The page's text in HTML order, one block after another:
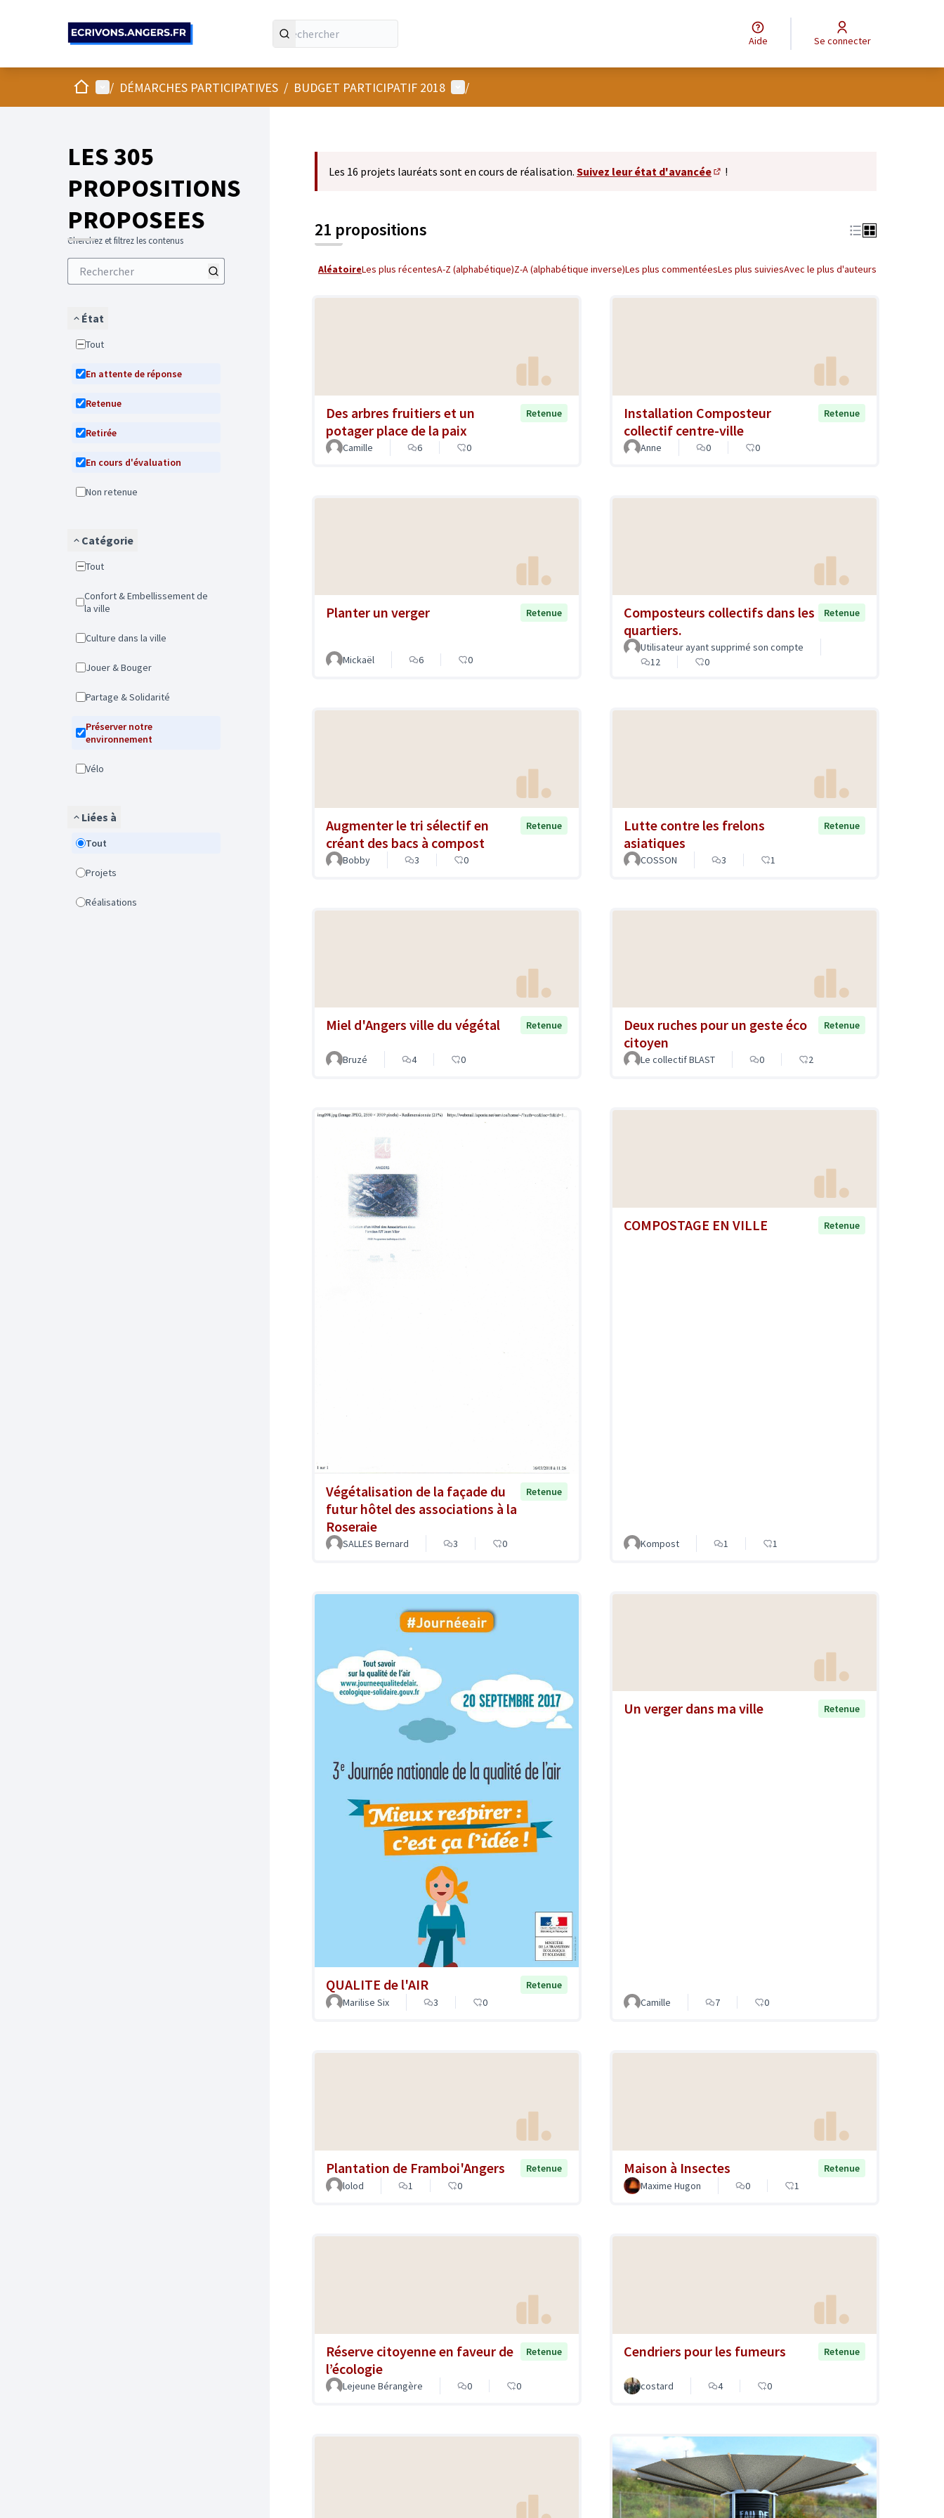
Aide Se connecter
AccueilMenu principal
/ DÉMARCHES PARTICIPATIVES / BUDGET PARTICIPATIF 2018 Menu utilisateur
/
LES 305
PROPOSITIONS
PROPOSEES
Cherchez et filtrez les contenus
État
Tout
En attente de réponse
Retenue
Retirée
En cours d'évaluation
Non retenue
Catégorie
Tout
Confort & Embellissement de
la ville
Culture dans la ville
Jouer & Bouger
Partage & Solidarité
Préserver notre
environnement
Vélo
Liées à
Tout
Projets
Réalisations
Les 16 projets lauréats sont en cours de réalisation. Suivez leur état d'avancée
!
21 propositions
AléatoireLes plus récentesA-Z (alphabétique)Z-A (alphabétique inverse)Les plus commentéesLes plus suiviesAvec le plus d'auteurs
Des arbres fruitiers et un
potager place de la paix
Retenue
Camille 6 0
Installation Composteur
collectif centre-ville
Retenue
Anne 0 0
Planter un verger Retenue
Mickaël 6 0
Composteurs collectifs dans les
quartiers.
Retenue
Utilisateur ayant supprimé son compte
12
0
Augmenter le tri sélectif en
créant des bacs à compost
Retenue
Bobby 3 0
Lutte contre les frelons
asiatiques
Retenue
COSSON 3 1
Miel d'Angers ville du végétal Retenue
Bruzé 4 0
Deux ruches pour un geste éco
citoyen
Retenue
Le collectif BLAST 0 2
Végétalisation de la façade du
futur hôtel des associations à la
Roseraie
Retenue
SALLES Bernard 3 0
COMPOSTAGE EN VILLE Retenue
Kompost 1 1
QUALITE de l'AIR
Retenue
Marilise Six
3 0
Un verger dans ma ville Retenue
Camille 7 0
Plantation de Framboi'Angers
Retenue
lolod
1 0
Maison à Insectes
Retenue
Maxime Hugon
0 1
Réserve citoyenne en faveur de
l’écologie
Retenue
Lejeune Bérangère 0 0
Cendriers pour les fumeurs Retenue
costard 4 0